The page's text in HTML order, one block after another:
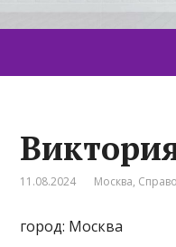
11.08.2024 Москва,
город: Москва